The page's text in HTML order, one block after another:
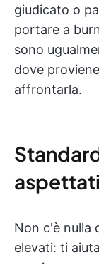
giudicato o
portare a
sono
dove
affrontarla.
Non c'è nulla
elevati: ti